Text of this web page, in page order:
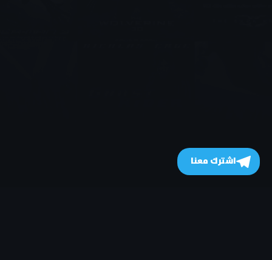
اشترك معنا